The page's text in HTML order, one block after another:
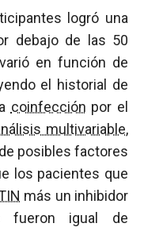
logró una
debajo de las 50
en función de
el historial de
coinfección por el
multivariable,
posibles factores
los pacientes que
más un inhibidor
fueron igual de